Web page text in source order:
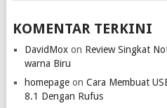
KOMENTAR TERKINI
DavidMoxon Review Singkat
warna Biru
homepageon Cara Membuat
8.1 Dengan Rufus